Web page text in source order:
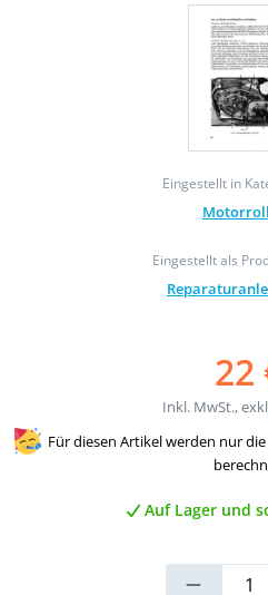
Eingestellt in
Eingestellt als
22
Inkl. MwSt.,
Für diesen Artikel werden nur die
Auf Lager und